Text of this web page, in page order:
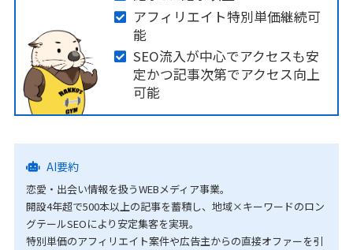
アフィリエイト特別単価継続可
能
SEO流入が中心でアクセスも安
定かつ記事次第でアクセス向上
可能
AI要約
恋愛・出会い情報を扱うWEBメディア事業。
開設4年超で500本以上の記事を蓄積し、地域×キーワードのロン
グテールSEOにより安定集客を実現。
特別単価のアフィリエイト案件や広告主からの直接オファーを引